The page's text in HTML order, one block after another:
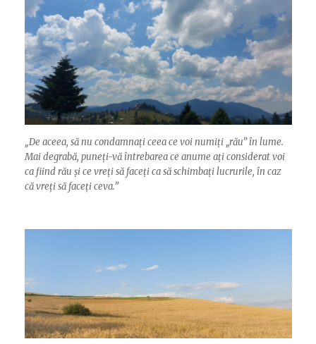
„De aceea, să nu condamnați ceea ce voi numiți „rău” în lume.
Mai degrabă, puneți-vă întrebarea ce anume ați considerat voi
ca fiind rău și ce vreți să faceți ca să schimbați lucrurile, în caz
că vreți să faceți ceva.”